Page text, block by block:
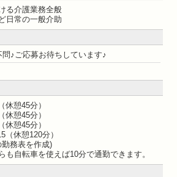
る介護業務全般
日常の一般介助
♪ご応募お待ちしています♪
休憩45分）
休憩45分）
休憩45分）
（休憩120分）
務表を作成)
も自転車を使えば10分で通勤できます。